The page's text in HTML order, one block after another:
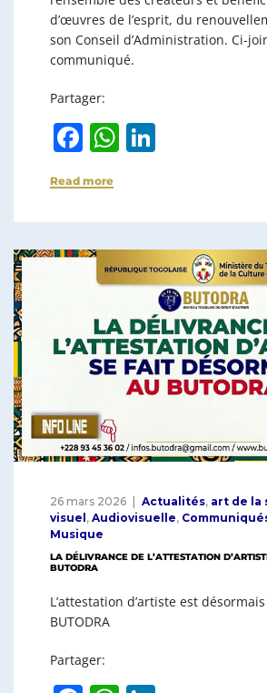
d’œuvres de l’esprit, du
son Conseil d’Administration. Ci-
communiqué.
Partager:
F
c
e
b
o
o
k
W
s
A
p
p
e
dI
n
Read more
26 mars 2026 Actualités, art de la
visuel , Audiovisuelle,
Musique
LA DÉLIVRANCE DE L’ATTESTATION
BUTODRA
L’attestation d’artiste est
BUTODRA
Partager: